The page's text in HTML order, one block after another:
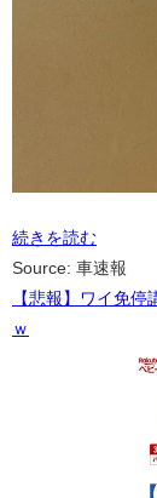
続きを読む
Source: 車速報
【悲報】ワイ免
ｗ